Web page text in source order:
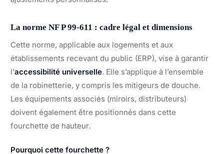
La norme NF P 99-611 : cadre légal et dimensions
Cette norme, applicable aux logements et aux
établissements recevant du public (ERP), vise à garantir
l’accessibilité universelle. Elle s’applique à l’ensemble
de la robinetterie, y compris les mitigeurs de douche.
Les équipements associés (miroirs, distributeurs)
doivent également être positionnés dans cette
fourchette de hauteur.
Pourquoi cette fourchette ?